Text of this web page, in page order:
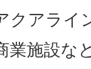
クアライ
業施設な